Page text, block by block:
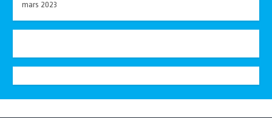
mars 2023